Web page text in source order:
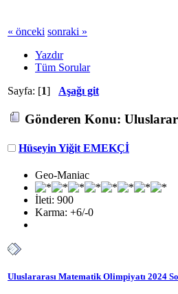
« önceki sonraki »
Yazdır
Tüm Sorular
Sayfa: [1] Aşağı git
Gönderen Konu:
Hüseyin Yiğit EMEKÇİ
Geo-Maniac
İleti: 900
Karma: +6/-0
Uluslararası Matematik Olimpiyatı 2024